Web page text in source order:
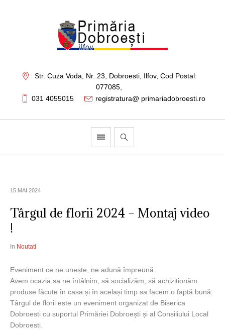
Str. Cuza Voda, Nr. 23 Dobroesti, Ilfov, Cod Postal:
077085,
031 4055015
registratura@ primariadobroesti.ro
15 MAI 2024
Târgul de florii 2024 – Montaj video
!
In Noutati
Eveniment ce ne unește, ne adună împreună.
Avem ocazia sa ne întâlnim, să socializăm, să achiziționăm
produse făcute în casa și în același timp sa facem o faptă bună.
T‍ârgul de florii este un eveniment organizat de Biserica
Dobroesti cu suportul Primăriei Dobroești și al Consiliului Local
Dobroesti.